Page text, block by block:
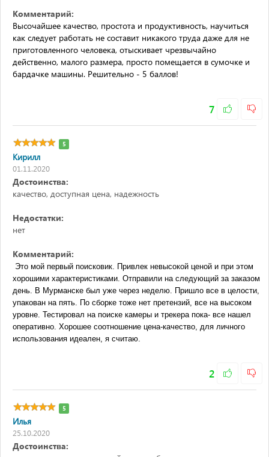
Комментарий:
Высочайшее качество, простота и продуктивность, научиться
как следует работать не составит никакого труда даже для не
приготовленного человека, отыскивает чрезвычайно
действенно, малого размера, просто помещается в сумочке и
бардачке машины. Решительно - 5 баллов!
7
5
Кирилл
01.11.2020
Достоинства:
качество, доступная цена, надежность
Недостатки:
нет
Комментарий:
хорошими характеристиками. Отправили на следующий за заказом
день. В Мурманске был уже через неделю. Пришло все в целости,
упакован на пять. По сборке тоже нет претензий, все на высоком
уровне. Тестировал на поиске камеры и трекера пока- все нашел
оперативно. Хорошее соотношение цена-качество, для личного
использования идеален, я считаю.
2
5
Илья
25.10.2020
Достоинства: